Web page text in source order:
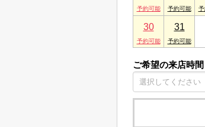
30 31
ご希望の来店時間